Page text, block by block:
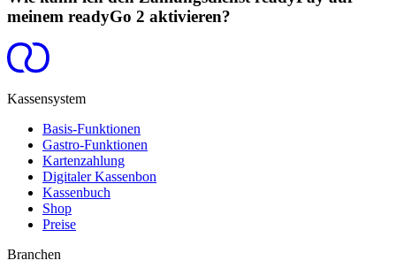
meinem readyGo 2 aktivieren?
Kassensystem
Basis-Funktionen
Gastro-Funktionen
Kartenzahlung
Digitaler Kassenbon
Kassenbuch
Shop
Preise
Branchen